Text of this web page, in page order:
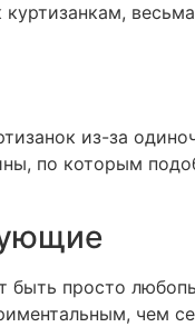
из-за
по которым
просто
чем